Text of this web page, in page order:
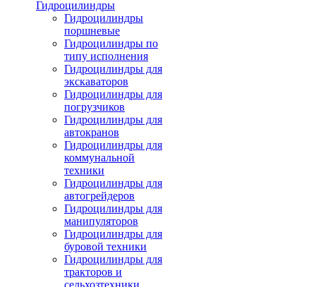
Гидроцилиндры
Гидроцилиндры
поршневые
Гидроцилиндры по
типу исполнения
Гидроцилиндры для
экскаваторов
Гидроцилиндры для
погрузчиков
Гидроцилиндры для
автокранов
Гидроцилиндры для
коммунальной
техники
Гидроцилиндры для
автогрейдеров
Гидроцилиндры для
манипуляторов
Гидроцилиндры для
буровой техники
Гидроцилиндры для
тракторов и
сельхозтехники